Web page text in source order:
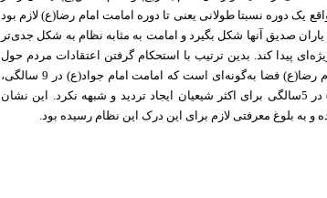
یک دوره نسبتا طولانی یعنی تا دوره امامت امام رضا(ع) لازم بود
یاران صدیق آنها شکل بگیرد و امامت به مثابه نظام به شکل جدی‌تر
پیدا کند. بدین ترتیب با استحکام گرفتن اعتقادات مردم حول
مفهوم نظام امامت می‌بینیم که پس از دوران امام رضا(ع) فضا به‌گونه‌ای است که امامت امام جواد(ع) در 9 سالگی،
امام هادی(ع) در 8سالگی و سپس امام عصر(عج) در 5سالگی برای اکثر شیعیان ایجاد تردید و شبهه نکرد. این نشان
به بلوغ معرفتی لازم برای این درک این نظام رسیده بود.